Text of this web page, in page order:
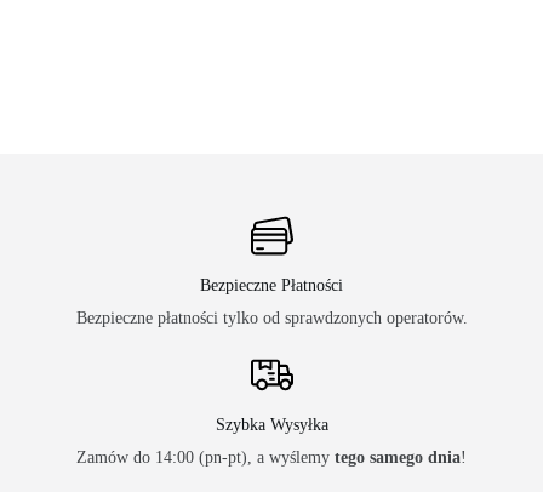
Bezpieczne Płatności
Bezpieczne płatności tylko od sprawdzonych operatorów.
Szybka Wysyłka
Zamów do 14:00 (pn-pt), a wyślemy tego samego dnia!